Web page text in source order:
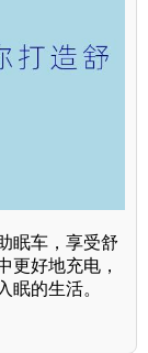
眠车，享受舒
更好地充电，
眠的生活。